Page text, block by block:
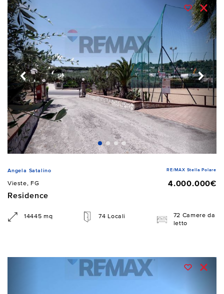
Angela Satalino RE/MAX Stella Polare
Vieste, FG
4.000.000€
Residence
14445 mq 74 Locali
72 Camere da
letto